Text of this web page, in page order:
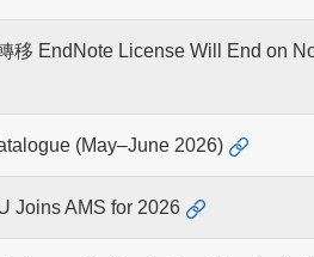
移 EndNote License Will End on
(May–June 2026)
Joins AMS for 2026